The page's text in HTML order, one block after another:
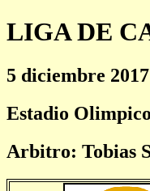
LIGA DE
5 diciembre 2017
Estadio
Arbitro: Tobias